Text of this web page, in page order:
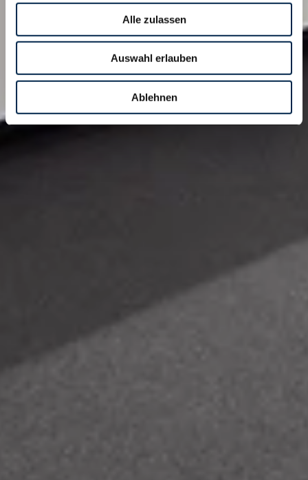
Alle zulassen
Auswahl erlauben
Ablehnen